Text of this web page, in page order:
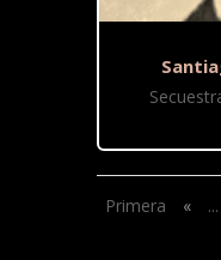
Primera « ...